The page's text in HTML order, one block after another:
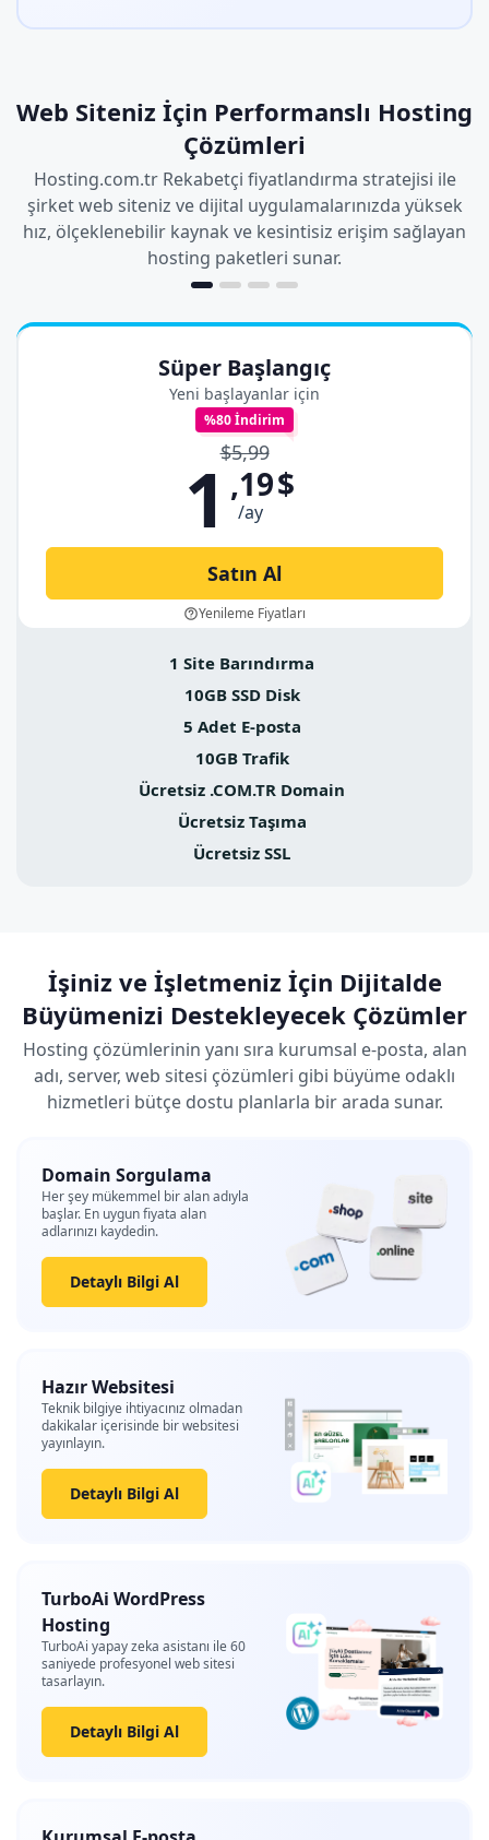
Web Siteniz İçin Performanslı Hosting
Çözümleri
Hosting.com.tr Rekabetçi fiyatlandırma stratejisi ile
şirket web siteniz ve dijital uygulamalarınızda yüksek
hız, ölçeklenebilir kaynak ve kesintisiz erişim sağlayan
hosting paketleri sunar.
Süper Başlangıç
Yeni başlayanlar için
%80 İndirim
$5,99
1 /ay
,19$
Satın Al
Yenileme Fiyatları
1 Site Barındırma
10GB SSD Disk
5 Adet E-posta
10GB Trafik
Ücretsiz .COM.TR Domain
Ücretsiz Taşıma
Ücretsiz SSL
İşiniz ve İşletmeniz İçin Dijitalde
Büyümenizi Destekleyecek Çözümler
Hosting çözümlerinin yanı sıra kurumsal e-posta, alan
adı, server, web sitesi çözümleri gibi büyüme odaklı
hizmetleri bütçe dostu planlarla bir arada sunar.
Domain Sorgulama
Her şey mükemmel bir alan adıyla
başlar. En uygun fiyata alan
adlarınızı kaydedin.
Detaylı Bilgi Al
Hazır Websitesi
Teknik bilgiye ihtiyacınız olmadan
dakikalar içerisinde bir websitesi
yayınlayın.
Detaylı Bilgi Al
TurboAi WordPress
Hosting
TurboAi yapay zeka asistanı ile 60
saniyede profesyonel web sitesi
tasarlayın.
Detaylı Bilgi Al